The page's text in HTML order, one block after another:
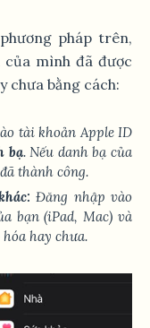
pháp trên,
mình đã được
chưa bằng cách:
tài khoản Apple ID
bạ. Nếu danh bạ của
thành công.
Đăng nhập vào
bạn (iPad, Mac) và
hay chưa.